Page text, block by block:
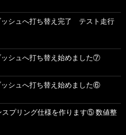
ッシュへ打ち替え完了 テスト走行
シュへ打ち替え始めました⑦
シュへ打ち替え始めました⑥
スプリング仕様を作ります⑤ 数値整